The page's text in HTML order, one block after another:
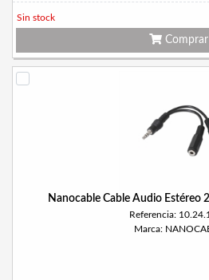
Sin stock
Comprar
Nanocable Cable Audio Estéreo
Referencia:
Marca: